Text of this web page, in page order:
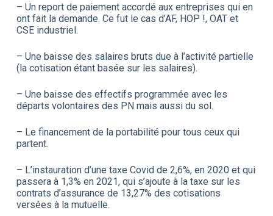
– Un report de paiement accordé aux entreprises qui en
ont fait la demande. Ce fut le cas d’AF, HOP !, OAT et
CSE industriel.
– Une baisse des salaires bruts due à l’activité partielle
(la cotisation étant basée sur les salaires).
– Une baisse des effectifs programmée avec les
départs volontaires des PN mais aussi du sol.
– Le financement de la portabilité pour tous ceux qui
partent.
– L’instauration d’une taxe Covid de 2,6%, en 2020 et qui
passera à 1,3% en 2021, qui s’ajoute à la taxe sur les
contrats d’assurance de 13,27% des cotisations
versées à la mutuelle.